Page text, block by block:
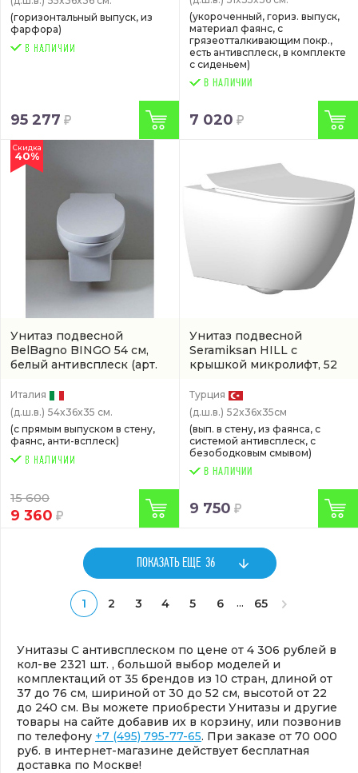
(горизонтальный выпуск, из
фарфора)
95 277
(укороченный, гориз. выпуск,
материал фаянс, с
грязеотталкивающим покр.,
есть антивсплеск, в комплекте
с сиденьем)
В НАЛИЧИИ
7 020
Унитаз подвесной
BelBagno BINGO 54 см,
белый антивсплеск (арт.
Скидка
40%
Италия
(д.ш.в.) 54x36x35 см.
(с прямым выпуском в стену,
фаянс, анти-всплеск)
15 600
9 360
Унитаз подвесной
Seramiksan HILL с
крышкой микролифт, 52
(00078707)
Турция
(д.ш.в.) 52x36x35см
(вып. в стену, из фаянса, с
системой антивсплеск, с
безободковым смывом)
В НАЛИЧИИ
9 750
ПОКАЗАТЬ ЕЩЕ 36
1 2 3 4 5 6 ... 65
Унитазы С антивсплеском по цене от 4 306 рублей в
кол-ве 2321 шт. , большой выбор моделей и
комплектаций от 35 брендов из 10 стран, длиной от
37 до 76 см, шириной от 30 до 52 см, высотой от 22
до 240 см. Вы можете приобрести Унитазы и другие
товары на сайте добавив их в корзину, или позвонив
по телефону +7 (495) 795-77-65. При заказе от 70 000
руб. в интернет-магазине действует бесплатная
доставка по Москве!